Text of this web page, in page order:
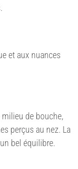
et aux nuances
milieu de bouche,
perçus au nez. La
bel équilibre.